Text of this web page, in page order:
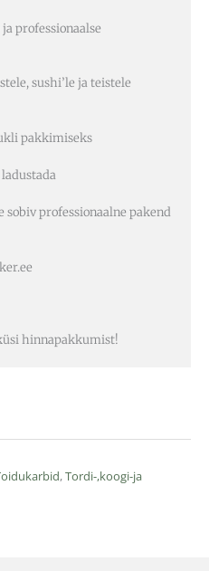
professionaalse
sushi’le ja teistele
pakkimiseks
sobiv professionaalne pakend
hinnapakkumist!
,Tordi-,koogi-ja